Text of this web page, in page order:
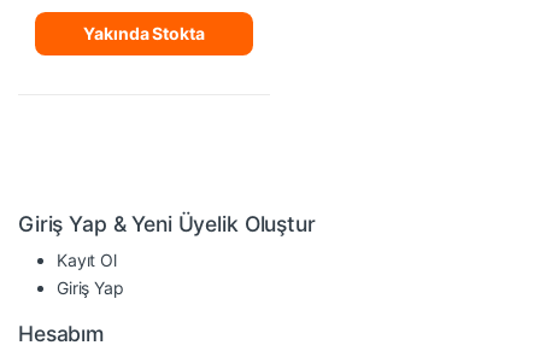
Yakında Stokta
Giriş Yap & Yeni Üyelik Oluştur
Kayıt Ol
Giriş Yap
Hesabım